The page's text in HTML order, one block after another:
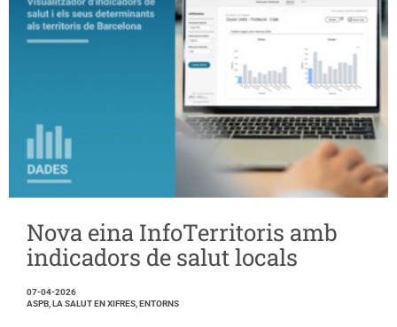
Nova eina InfoTerritoris amb
indicadors de salut locals
07-04-2026
ASPB, LA SALUT EN XIFRES, ENTORNS